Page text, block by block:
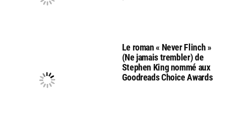
Le roman « Never Flinch »
(Ne jamais trembler) de
Stephen King nommé aux
Goodreads Choice Awards